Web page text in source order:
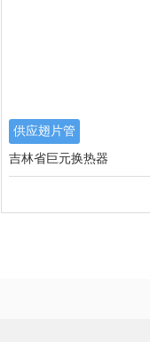
供应翅片管
吉林省巨元换热器